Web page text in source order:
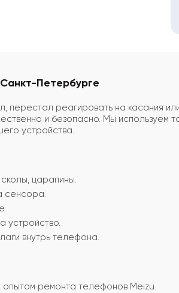
Петербурге
перестал реагировать на касания
и безопасно. Мы используем
устройства.
царапины.
сенсора.
устройство.
внутрь телефона.
ремонта телефонов Meizu.